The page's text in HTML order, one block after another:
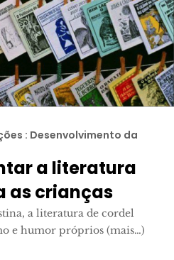
: Desenvolvimento da
a literatura
as crianças
a literatura de cordel
e humor próprios (mais…)